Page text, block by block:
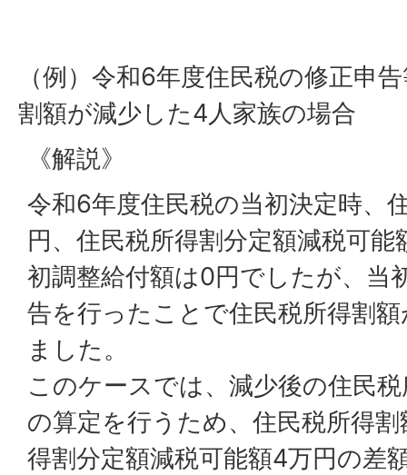
（例）令和6年度住民税の修正申
割額が減少した4人家族の場合
《解説》
令和6年度住民税の当初決定時、
円、住民税所得割分定額減税可
初調整給付額は0円でしたが、当
告を行ったことで住民税所得割
ました。
このケースでは、減少後の住民
の算定を行うため、住民税所得
得割分定額減税可能額4万円の差